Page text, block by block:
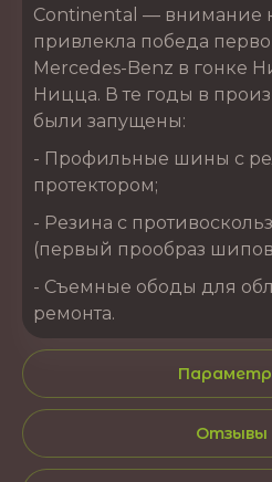
Continental — внимание
привлекла победа
Mercedes-Benz в гонке
Ницца. В те годы в
были запущены:
- Профильные шины с
протектором;
- Резина с
(первый прообраз
- Съемные ободы для
ремонта.
Отзывы